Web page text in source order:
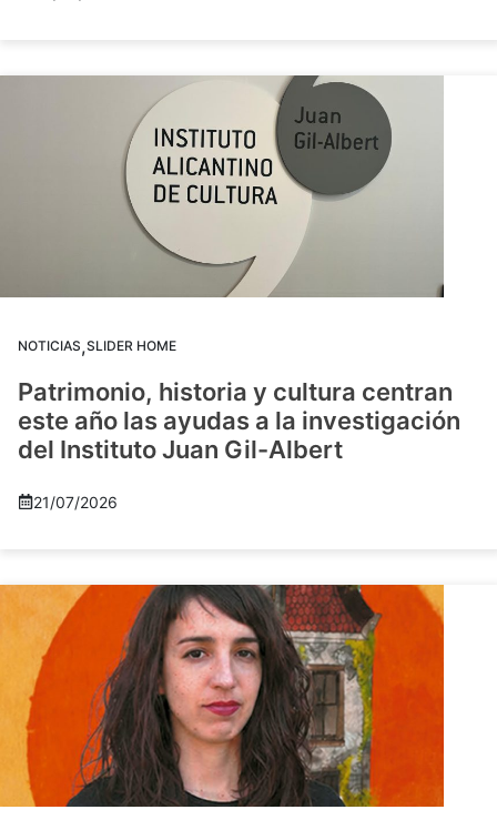
NOTICIAS,SLIDER HOME
Patrimonio, historia y cultura centran
este año las ayudas a la investigación
del Instituto Juan Gil-Albert
21/07/2026